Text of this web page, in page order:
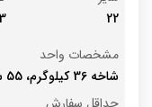
22
مشخصات واحد
شاخه 36 کیلوگرم، 55 شاخه در بندل